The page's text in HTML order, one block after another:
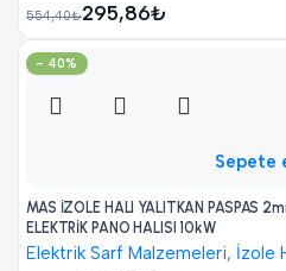
554,40₺295,86₺
- 40%
Sepete
MAS İZOLE HALI YALITKAN PASPAS
ELEKTRİK PANO HALISI 10kW
Elektrik Sarf Malzemeleri, İzole